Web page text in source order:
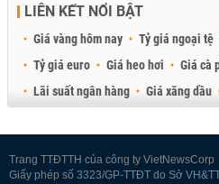
LIÊN KẾT NỔI BẬT
Giá vàng hôm nay Tỷ giá ngoại tệ
Tỷ giá euro
Giá heo hơi Giá cà
Lãi suất ngân hàng
Giá xăng dầu
Trang TTĐTTH của công ty VietNewsCorp
Giấy phép số 3323/GP-TTĐT do Sở